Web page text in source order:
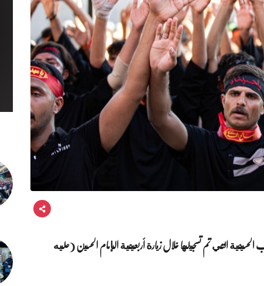
التي تم تسجيلها خلال زيارة أربعينية الإمام الحسين (عليه